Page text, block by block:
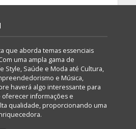
que aborda temas essenciais
uma ampla gama de
Style, Saúde e Moda até Cultura,
e Música,
haverá algo interessante para
oferecer informações e
qualidade, proporcionando uma